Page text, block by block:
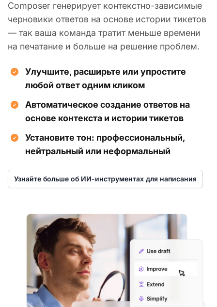
Composer генерирует контекстно-зависимые
черновики ответов на основе истории тикетов
— так ваша команда тратит меньше времени
на печатание и больше на решение проблем.
Улучшите, расширьте или упростите
любой ответ одним кликом
Автоматическое создание ответов на
основе контекста и истории тикетов
Установите тон: профессиональный,
нейтральный или неформальный
Узнайте больше об ИИ-инструментах для написания